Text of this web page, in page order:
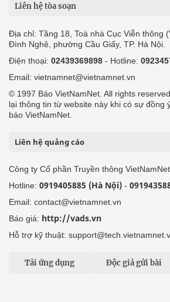
Liên hệ tòa soạn
Địa chỉ: Tầng 18, Toà nhà Cục Viễn thông
Đình Nghệ, phường Cầu Giấy, TP. Hà Nội.
Điện thoại: 02439369898 - Hotline:
Email: vietnamnet@vietnamnet.vn
© 1997 Báo VietNamNet. All rights
lại thông tin từ website này khi có sự đồng
báo VietNamNet.
Liên hệ quảng cáo
Công ty Cổ phần Truyền thông VietNamNet
Hotline: 0919405885 (Hà Nội) -
Email: contact@vietnamnet.vn
Báo giá: http://vads.vn
Hỗ trợ kỹ thuật:
Tải ứng dụng Độc giả gửi bài